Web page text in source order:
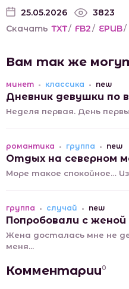
25.05.2026
3823
Скачать TXT/ FB2/ EPUB/
Вам так же
минет классика new
Дневник девушки по
Неделя первая. День
романтика группа new
Отдых на северном
Море такое спокойное…
группа случай new
Попробовали с женой
Жена досталась мне не
меня...
Комментарии0